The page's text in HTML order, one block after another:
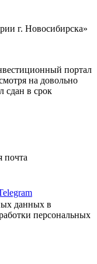
г. Новосибирска»
портал
на довольно
сдан в срок
почта
данных в
персональных